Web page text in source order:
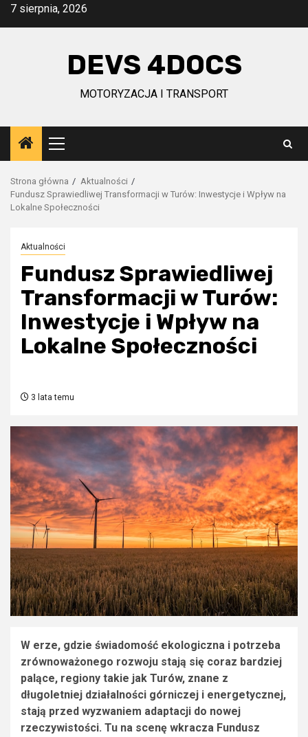
Przejdź
7 sierpnia, 2026
DEVS 4DOCS
MOTORYZACJA I TRANSPORT
Menu
główne
Strona główna
Aktualności
Fundusz Sprawiedliwej Transformacji w Turów: Inwestycje i Wpływ na
Lokalne Społeczności
Aktualności
Fundusz Sprawiedliwej
Transformacji w Turów:
Inwestycje i Wpływ na
Lokalne Społeczności
3 lata temu
W erze, gdzie świadomość ekologiczna i potrzeba
zrównoważonego rozwoju stają się coraz bardziej
palące, regiony takie jak Turów, znane z
długoletniej działalności górniczej i energetycznej,
stają przed wyzwaniem adaptacji do nowej
rzeczywistości. Tu na scenę wkracza Fundusz